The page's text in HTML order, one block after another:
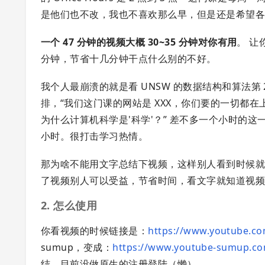
是他们也不改，我也不喜欢那么早，但是还是希望
一个 47 分钟的视频大概 30~35 分钟对你有用。 让
分钟，节省十几分钟干点什么别的不好。
我个人最崩溃的就是看 UNSW 的数据结构和算法
排，“我们这门课的网站是 XXX，你们要的一切都
为什么计算机科学是'科学'？” 差不多一个小时的
小时。很打击学习热情。
那为啥不能用文字总结下视频，这样别人看到时候
了视频别人可以受益，节省时间，看文字就知道视
2. 怎么使用
你看视频的时候链接是： https://
sumup，变成： https://www.youtube-